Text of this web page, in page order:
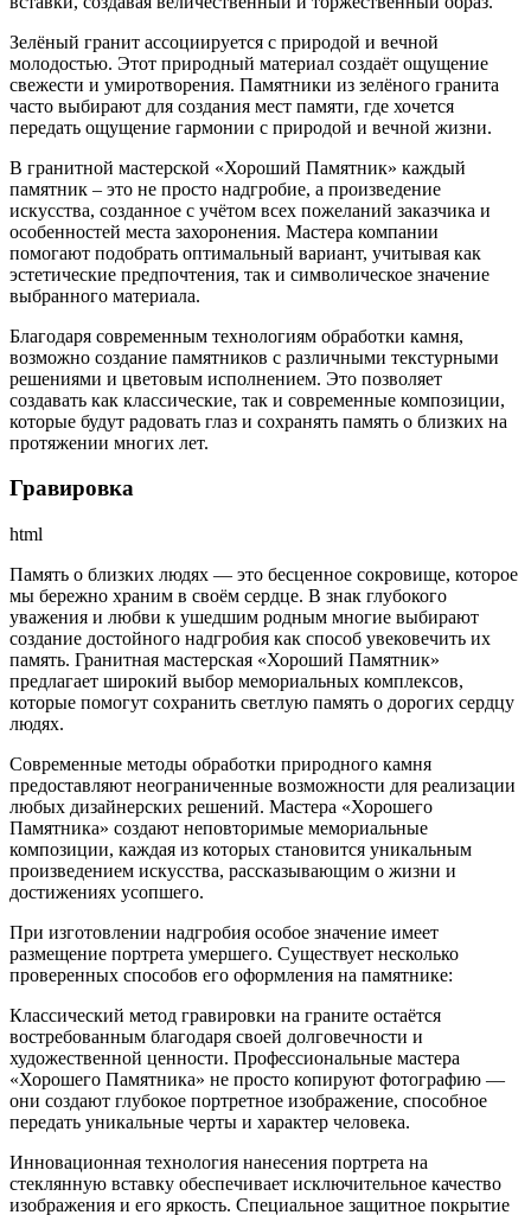
Зелёный гранит ассоциируется с природой и вечной
молодостью. Этот природный материал создаёт ощущение
свежести и умиротворения. Памятники из зелёного гранита
часто выбирают для создания мест памяти, где хочется
передать ощущение гармонии с природой и вечной жизни.
В гранитной мастерской «Хороший Памятник» каждый
памятник – это не просто надгробие, а произведение
искусства, созданное с учётом всех пожеланий заказчика и
особенностей места захоронения. Мастера компании
помогают подобрать оптимальный вариант, учитывая как
эстетические предпочтения, так и символическое значение
выбранного материала.
Благодаря современным технологиям обработки камня,
возможно создание памятников с различными текстурными
решениями и цветовым исполнением. Это позволяет
создавать как классические, так и современные композиции,
которые будут радовать глаз и сохранять память о близких на
протяжении многих лет.
Гравировка
html
Память о близких людях — это бесценное сокровище, которое
мы бережно храним в своём сердце. В знак глубокого
уважения и любви к ушедшим родным многие выбирают
создание достойного надгробия как способ увековечить их
память. Гранитная мастерская «Хороший Памятник»
предлагает широкий выбор мемориальных комплексов,
которые помогут сохранить светлую память о дорогих сердцу
людях.
Современные методы обработки природного камня
предоставляют неограниченные возможности для реализации
любых дизайнерских решений. Мастера «Хорошего
Памятника» создают неповторимые мемориальные
композиции, каждая из которых становится уникальным
произведением искусства, рассказывающим о жизни и
достижениях усопшего.
При изготовлении надгробия особое значение имеет
размещение портрета умершего. Существует несколько
проверенных способов его оформления на памятнике:
Классический метод гравировки на граните остаётся
востребованным благодаря своей долговечности и
художественной ценности. Профессиональные мастера
«Хорошего Памятника» не просто копируют фотографию —
они создают глубокое портретное изображение, способное
передать уникальные черты и характер человека.
Инновационная технология нанесения портрета на
стеклянную вставку обеспечивает исключительное качество
изображения и его яркость. Специальное защитное покрытие